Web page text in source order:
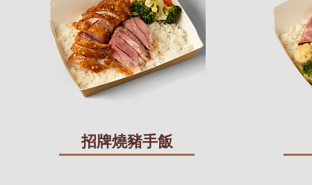
招牌燒豬手飯